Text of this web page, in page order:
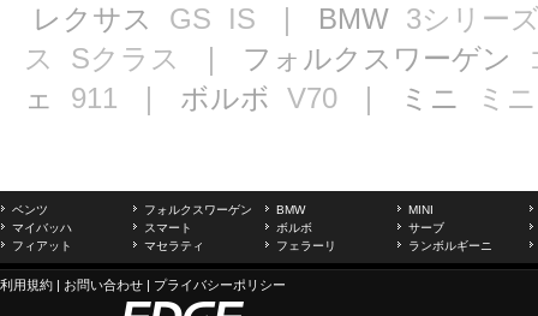
レクサス GS IS ｜ BMW 3シリー
ス
Sクラス ｜ フォルクスワーゲン
ェ 911 ｜ ボルボ V70 ｜ ミニ ミニ
ベンツ フォルクスワーゲン BMW
MINI
マイバッハ
スマート ボルボ
サーブ
フィアット
マセラティ フェラーリ ランボルギーニ
利用規約 | お問い合わせ | プライバシーポリシー